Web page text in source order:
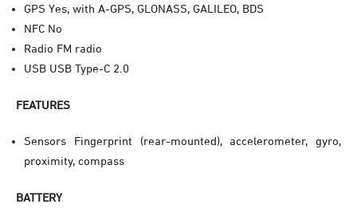
GPS Yes, with A-GPS, GLONASS, GALILEO, BDS
NFC No
Radio FM radio
USB USB Type-C 2.0
FEATURES
Sensors Fingerprint (rear-mounted), accelerometer, gyro,
proximity, compass
BATTERY